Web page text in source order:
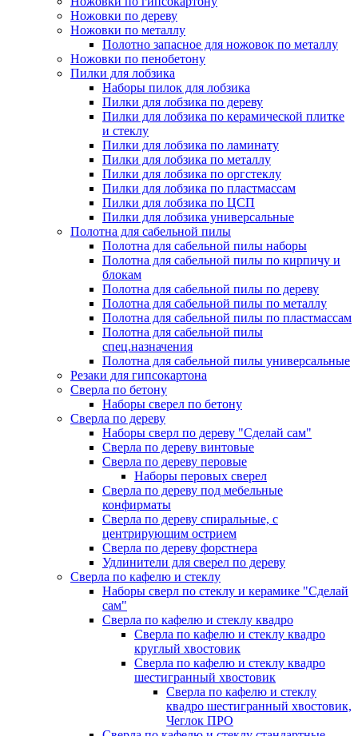
Ножовки по дереву
Ножовки по металлу
Полотно запасное для ножовок по металлу
Ножовки по пенобетону
Пилки для лобзика
Наборы пилок для лобзика
Пилки для лобзика по дереву
Пилки для лобзика по керамической плитке
и стеклу
Пилки для лобзика по ламинату
Пилки для лобзика по металлу
Пилки для лобзика по оргстеклу
Пилки для лобзика по пластмассам
Пилки для лобзика по ЦСП
Пилки для лобзика универсальные
Полотна для сабельной пилы
Полотна для сабельной пилы наборы
Полотна для сабельной пилы по кирпичу и
блокам
Полотна для сабельной пилы по дереву
Полотна для сабельной пилы по металлу
Полотна для сабельной пилы по пластмассам
Полотна для сабельной пилы
спец.назначения
Полотна для сабельной пилы универсальные
Резаки для гипсокартона
Сверла по бетону
Наборы сверел по бетону
Сверла по дереву
Наборы сверл по дереву "Сделай сам"
Сверла по дереву винтовые
Сверла по дереву перовые
Наборы перовых сверел
Сверла по дереву под мебельные
конфирматы
Сверла по дереву спиральные, с
центрирующим острием
Сверла по дереву форстнера
Удлинители для сверел по дереву
Сверла по кафелю и стеклу
Наборы сверл по стеклу и керамике "Сделай
сам"
Сверла по кафелю и стеклу квадро
Сверла по кафелю и стеклу квадро
круглый хвостовик
Сверла по кафелю и стеклу квадро
шестигранный хвостовик
Сверла по кафелю и стеклу
квадро шестигранный хвостовик,
Чеглок ПРО